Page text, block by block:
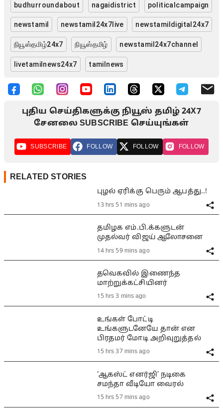
budhurroundabout nagaidistrict politicalcampaign
newstamil newstamil24x7live newstamildigital24x7
நியூஸ்தமிழ்24x7 நியூஸ்தமிழ் newstamil24x7channel
livetamilnews24x7 tamilnews
புதிய செய்திகளுக்கு நியூஸ் தமிழ் 24X7
சேனலை SUBSCRIBE செய்யுங்கள்
SUBSCRIBE FOLLOW FOLLOW FOLLOW
RELATED STORIES
புழல் ஏரிக்கு பெரும் ஆபத்து..!
13 hrs 51 mins ago
தமிழக எம்.பி.க்களுடன்
முதல்வர் விஜய் ஆலோசனை
14 hrs 59 mins ago
தவெகவில் இணைந்த
மாற்றுக்கட்சியினர்
15 hrs 3 mins ago
உங்கள் போட்டி
உங்களுடனேயே தான் என
பிரதமர் மோடி அறிவுறுத்தல்
15 hrs 37 mins ago
‘ஆகஸ்ட் எனர்ஜி’ நடிகை
சமந்தா வீடியோ வைரல்
15 hrs 57 mins ago